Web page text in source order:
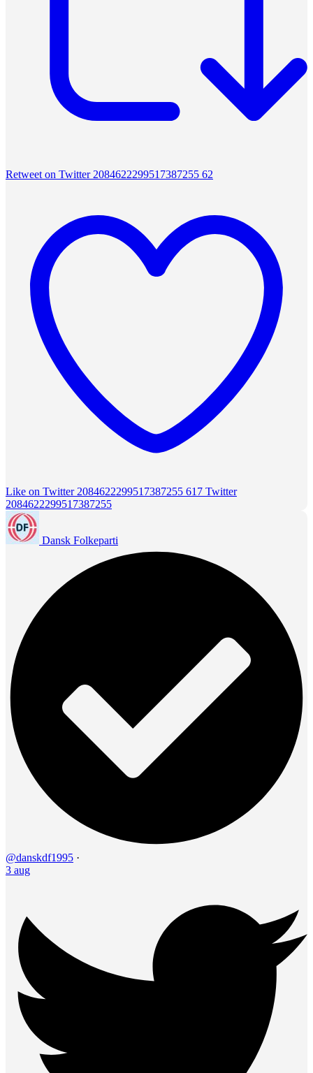
Retweet on Twitter 2084622299517387255 62
Like on Twitter 2084622299517387255 617 Twitter
2084622299517387255
Dansk Folkeparti
@danskdf1995 ·
3 aug